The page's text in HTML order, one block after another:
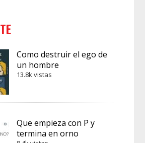
Como destruir el ego de
un hombre
13.8k vistas
Que empieza con P y
termina en orno